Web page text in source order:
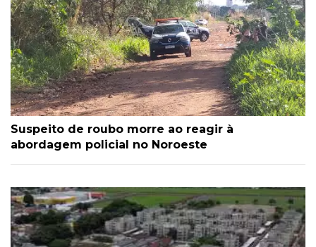
Suspeito de roubo morre ao reagir à
abordagem policial no Noroeste